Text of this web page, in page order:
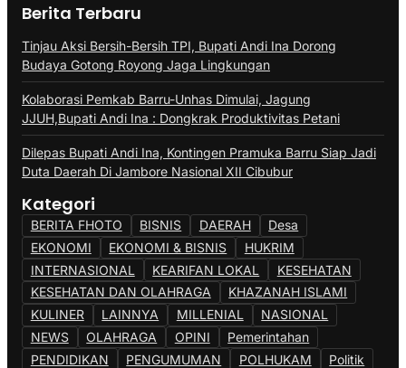
Berita Terbaru
Tinjau Aksi Bersih-Bersih TPI, Bupati Andi Ina Dorong
Budaya Gotong Royong Jaga Lingkungan
Kolaborasi Pemkab Barru-Unhas Dimulai, Jagung
JJUH,Bupati Andi Ina : Dongkrak Produktivitas Petani
Dilepas Bupati Andi Ina, Kontingen Pramuka Barru Siap Jadi
Duta Daerah Di Jambore Nasional XII Cibubur
Kategori
BERITA FHOTO BISNIS DAERAH
Desa
EKONOMI
EKONOMI & BISNIS
HUKRIM
INTERNASIONAL
KEARIFAN LOKAL
KESEHATAN
KESEHATAN DAN OLAHRAGA
KHAZANAH ISLAMI
KULINER
LAINNYA MILLENIAL
NASIONAL
NEWS
OLAHRAGA OPINI
Pemerintahan
PENDIDIKAN
PENGUMUMAN POLHUKAM
Politik